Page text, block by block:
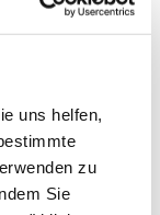
uns helfen,
zu
Sie
die
Fehler.